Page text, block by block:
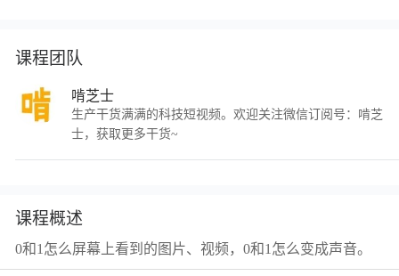
课程团队
啃芝士
生产干货满满的科技短视频。欢迎关注微信订阅号：啃芝
士，获取更多干货~
课程概述